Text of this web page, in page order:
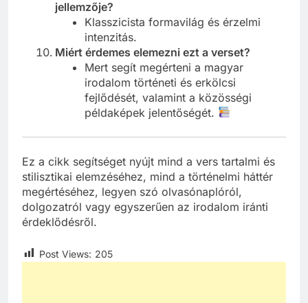
jellemzője?
Klasszicista formavilág és érzelmi
intenzitás.
Miért érdemes elemezni ezt a verset?
Mert segít megérteni a magyar
irodalom történeti és erkölcsi
fejlődését, valamint a közösségi
példaképek jelentőségét.
Ez a cikk segítséget nyújt mind a vers tartalmi és
stilisztikai elemzéséhez, mind a történelmi háttér
megértéséhez, legyen szó olvasónaplóról,
dolgozatról vagy egyszerűen az irodalom iránti
érdeklődésről.
Post Views: 205